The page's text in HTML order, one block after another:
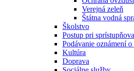
Verejná zeleň
Štátna vodná
Školstvo
Postup pri
Podávanie oznámení
Kultúra
Doprava